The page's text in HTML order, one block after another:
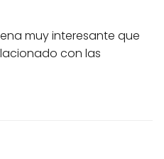
muy interesante que
con las